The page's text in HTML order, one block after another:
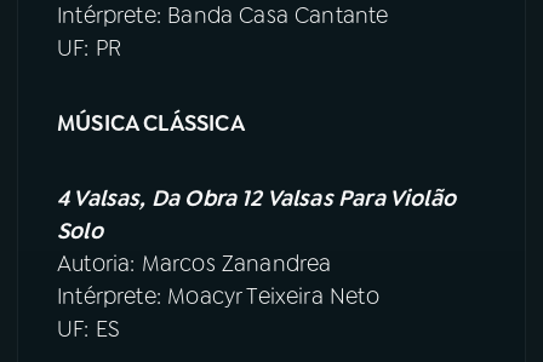
Intérprete: Banda Casa Cantante
UF: PR
MÚSICA CLÁSSICA
4 Valsas, Da Obra 12 Valsas Para Violão
Solo
Autoria: Marcos Zanandrea
Intérprete: Moacyr Teixeira Neto
UF: ES